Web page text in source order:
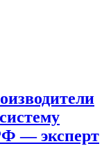
— эксперт